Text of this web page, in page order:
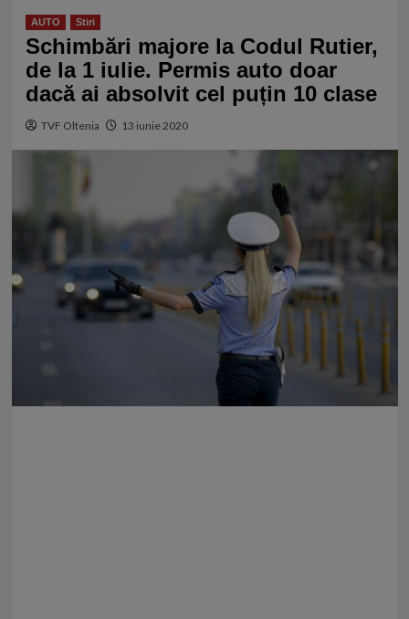
AUTO Stiri
Schimbări majore la Codul Rutier,
de la 1 iulie. Permis auto doar
dacă ai absolvit cel puțin 10 clase
TVF Oltenia 13 iunie 2020